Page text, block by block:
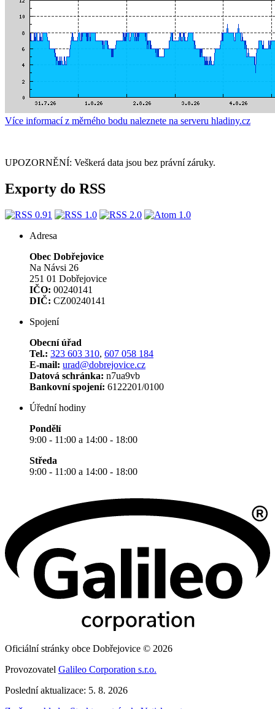
Více informací z měrného bodu naleznete na serveru hladiny.cz
UPOZORNĚNÍ: Veškerá data jsou bez právní záruky.
Exporty do RSS
Adresa
Obec Dobřejovice
Na Návsi 26
251 01 Dobřejovice
IČO: 00240141
DIČ: CZ00240141
Spojení
Obecní úřad
Tel.: 323 603 310, 607 058 184
E-mail: urad@dobrejovice.cz
Datová schránka: n7ua9vb
Bankovní spojení: 6122201/0100
Úřední hodiny
Pondělí
9:00 - 11:00 a 14:00 - 18:00
Středa
9:00 - 11:00 a 14:00 - 18:00
Oficiální stránky obce Dobřejovice © 2026
Provozovatel Galileo Corporation s.r.o.
Poslední aktualizace: 5. 8. 2026